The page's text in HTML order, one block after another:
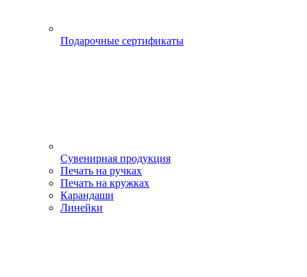
Подарочные сертификаты
Сувенирная продукция
Печать на ручках
Печать на кружках
Карандаши
Линейки